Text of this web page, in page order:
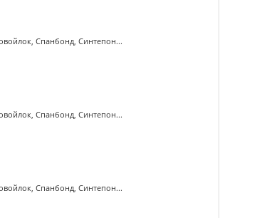
Спанбонд, Синтепон...
Спанбонд, Синтепон...
Спанбонд, Синтепон...